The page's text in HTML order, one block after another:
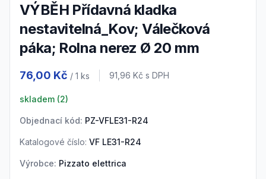
VÝBĚH Přídavná kladka
nestavitelná_Kov; Válečková
páka; Rolna nerez Ø 20 mm
76,00 Kč / 1 ks Cena s DPH
91,96 Kč s DPH
skladem (2)
Objednací kód: PZ-VFLE31-R24
Katalogové číslo: VF LE31-R24
Výrobce: Pizzato elettrica